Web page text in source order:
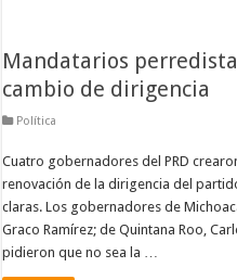
Mandatarios
cambio de dirigencia
Política
Cuatro gobernadores del PRD
renovación de la dirigencia del
claras. Los gobernadores de
Graco Ramírez; de Quintana Roo,
pidieron que no sea la …